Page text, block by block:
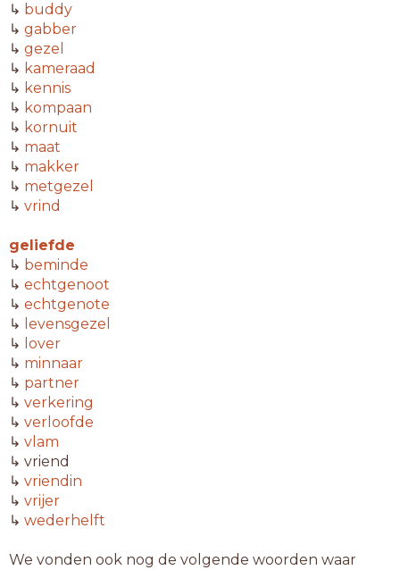
↳ buddy
↳ gabber
↳ gezel
↳ kameraad
↳ kennis
↳ kompaan
↳ kornuit
↳ maat
↳ makker
↳ metgezel
↳ vrind
geliefde
↳ beminde
↳ echtgenoot
↳ echtgenote
↳ levensgezel
↳ lover
↳ minnaar
↳ partner
↳ verkering
↳ verloofde
↳ vlam
↳ vriend
↳ vriendin
↳ vrijer
↳ wederhelft
We vonden ook nog de volgende woorden waar